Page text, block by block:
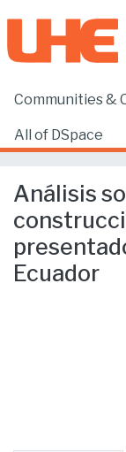
Communities &
All of DSpace
Home
Análisis
Ecuador